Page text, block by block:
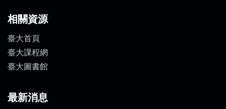
相關資源
臺大首頁
臺大課程網
臺大圖書館
最新消息